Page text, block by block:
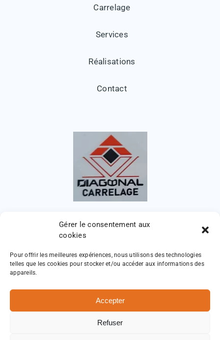
Gérer le consentement aux
cookies
Pour offrir les meilleures expériences, nous utilisons des technologies
telles que les cookies pour stocker et/ou accéder aux informations des
appareils.
Accepter
Refuser
Carrelage
Services
Réalisations
Contact
Diagonal Carrelage
Mentions légales